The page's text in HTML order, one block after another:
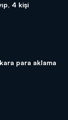
4 kişi
para aklama